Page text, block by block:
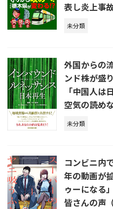
表し炎上事
未分類
外国からの
ンド株が盛
「中国人は
空気の読め
未分類
コンビニ内
年の動画が
ゥーになる
皆さんの声